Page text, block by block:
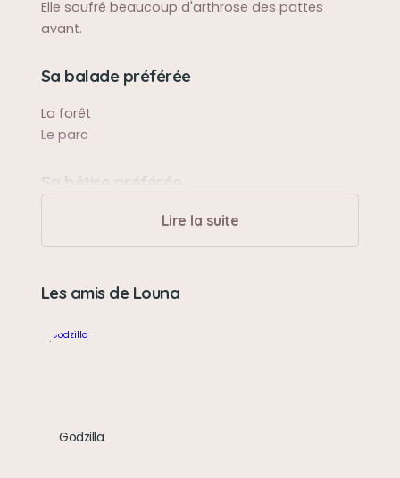
Elle soufré beaucoup d'arthrose des pattes
avant.
Sa balade préférée
La forêt
Le parc
Sa bêtise préférée
Douce
Son loisir préféré
Lire la suite
Les amis de Louna
Godzilla